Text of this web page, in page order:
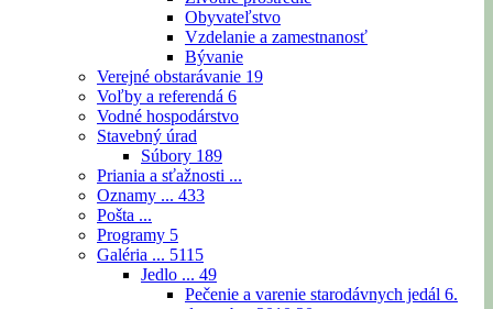
Obyvateľstvo
Vzdelanie a zamestnanosť
Bývanie
Verejné obstarávanie 19
Voľby a referendá 6
Vodné hospodárstvo
Stavebný úrad
Súbory 189
Priania a sťažnosti ...
Oznamy ... 433
Pošta ...
Programy 5
Galéria ... 5115
Jedlo ... 49
Pečenie a varenie starodávnych jedál 6.